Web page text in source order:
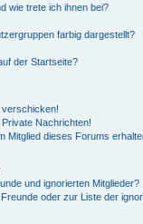
wie trete ich ihnen bei?
farbig dargestellt?
der Startseite?
verschicken!
Nachrichten!
Mitglied dieses Forums
und ignorierten Mitglieder?
oder zur Liste der